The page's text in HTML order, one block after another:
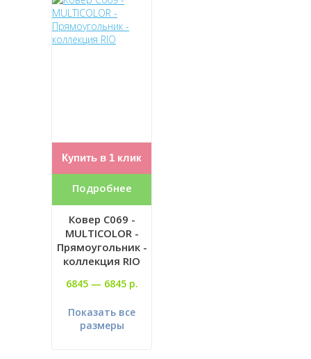
Купить в 1 клик
Подробнее
Ковер C069 -
MULTICOLOR -
Прямоугольник -
коллекция RIO
6845 — 6845 р.
Показать все
размеры